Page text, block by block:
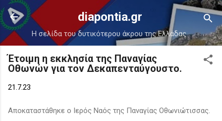
Μετάβαση στο κύριο περιεχόμενο
diapontia.gr
Η σελίδα του δυτικότερου άκρου της Ελλάδας.
Έτοιμη η εκκλησία της Παναγίας
Οθωνών για τον Δεκαπενταύγουστο.
21.7.23
Αποκαταστάθηκε ο Ιερός Ναός της Παναγίας Οθωνιώτισσας.